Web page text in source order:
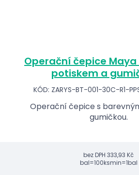
Operační čepice
potiskem a
KÓD: ZARYS-BT-001-30C-R1-PP
Operační čepice s
gumičkou.
bez DPH 333,93 Kč
bal=100ksmin=1bal